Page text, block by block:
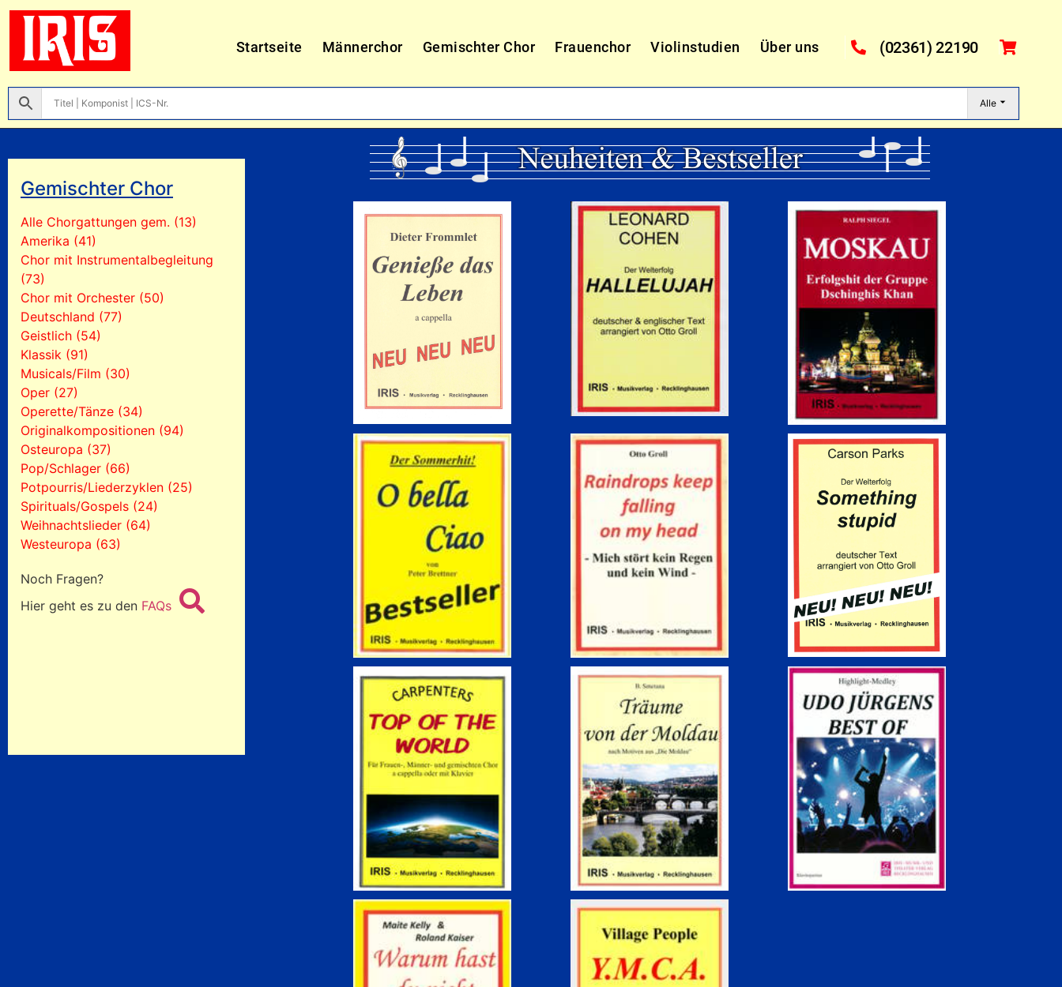
Startseite Männerchor Gemischter Chor Frauenchor Violinstudien Über uns (02361) 22190
Alle
Gemischter Chor
Alle Chorgattungen gem. (13)
Amerika (41)
Chor mit Instrumentalbegleitung
(73)
Chor mit Orchester (50)
Deutschland (77)
Geistlich (54)
Klassik (91)
Musicals/Film (30)
Oper (27)
Operette/Tänze (34)
Originalkompositionen (94)
Osteuropa (37)
Pop/Schlager (66)
Potpourris/Liederzyklen (25)
Spirituals/Gospels (24)
Weihnachtslieder (64)
Westeuropa (63)
Noch Fragen?
Hier geht es zu den FAQs